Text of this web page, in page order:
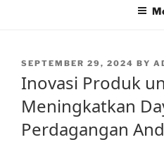
POSTED
SEPTEMBER 29, 2024 BY
Inovasi Produk
Meningkatkan
Perdagangan